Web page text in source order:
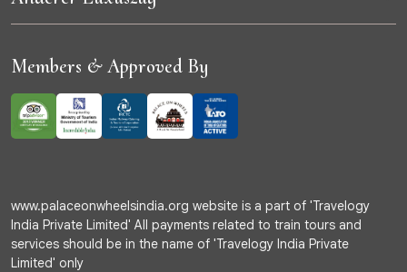
Members & Approved By
www.palaceonwheelsindia.org website is a part of 'Travelogy
India Private Limited' All payments related to train tours and
services should be in the name of 'Travelogy India Private
Limited' only